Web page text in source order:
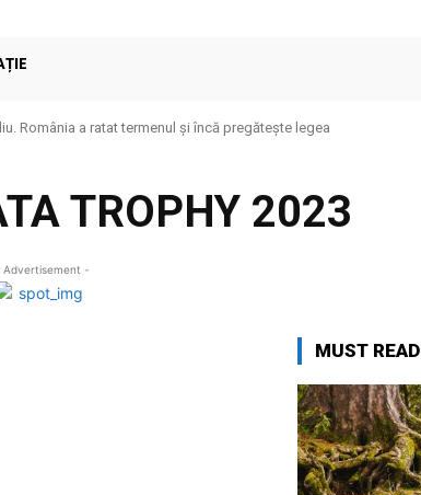
România a ratat termenul și încă pregătește legea
TROPHY 2023
Advertisement -
MUST READ